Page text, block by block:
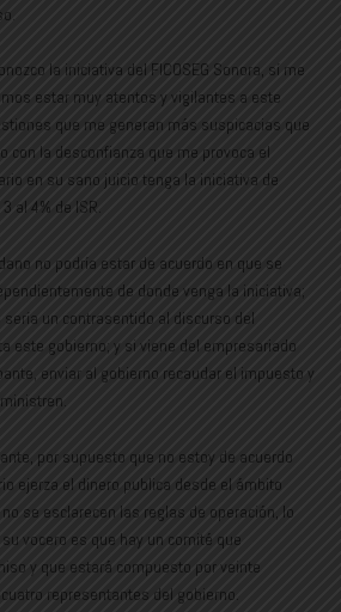
la iniciativa del FICOSEG Sonora, sí me
estar muy atentos y vigilantes a este
que me generan más suspicacias que
con la desconfianza que me provoca el
en su sano juicio tenga la iniciativa de
al 4% de ISR.
no podría estar de acuerdo en que se
de donde venga la iniciativa;
un contrasentido al discurso del
este gobierno; y si viene del empresariado
enviar al gobierno recaudar el impuesto y
por supuesto que no estoy de acuerdo
ejerza el dinero publica desde el ámbito
se esclarecen las reglas de operación, lo
vocero es que hay un comité que
y que estará compuesto por veinte
representantes del gobierno.